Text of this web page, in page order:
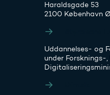
Haraldsgade 53
2100 København Ø
Uddannelses- og
under Forsknings-